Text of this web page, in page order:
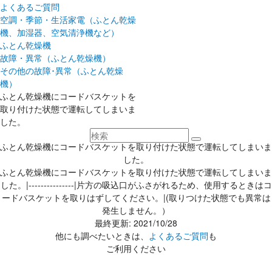
よくあるご質問
空調・季節・生活家電（ふとん乾燥
機、加湿器、空気清浄機など）
ふとん乾燥機
故障・異常（ふとん乾燥機）
その他の故障･異常（ふとん乾燥
機）
ふとん乾燥機にコードバスケットを
取り付けた状態で運転してしまいま
した。
ふとん乾燥機にコードバスケットを取り付けた状態で運転してしまいま
した。
ふとん乾燥機にコードバスケットを取り付けた状態で運転してしまいま
した。|---------------|片方の吸込口がふさがれるため、使用するときはコ
ードバスケットを取りはずしてください。|(取りつけた状態でも異常は
発生しません。）
最終更新: 2021/10/28
他にも調べたいときは、 よくあるご質問も
ご利用ください